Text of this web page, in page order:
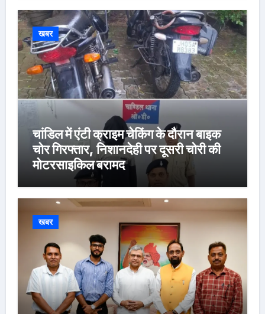
खबर
चांडिल में एंटी क्राइम चेकिंग के दौरान बाइक
चोर गिरफ्तार, निशानदेही पर दूसरी चोरी की
मोटरसाइकिल बरामद
खबर